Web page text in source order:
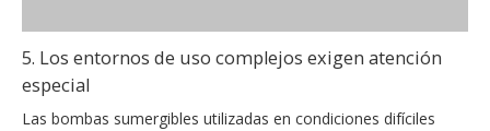
5. Los entornos de uso complejos exigen atención
especial
Las bombas sumergibles utilizadas en condiciones difíciles